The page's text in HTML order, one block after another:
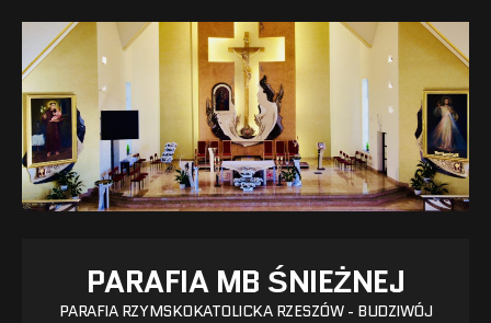
PARAFIA MB ŚNIEŻNEJ
PARAFIA RZYMSKOKATOLICKA RZESZÓW - BUDZIWÓJ